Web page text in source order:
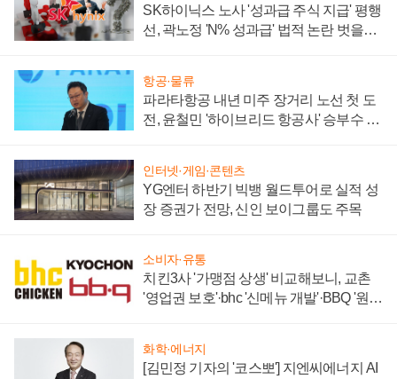
SK하이닉스 노사 '성과급 주식 지급' 평행
선, 곽노정 'N% 성과급' 법적 논란 벗을지
항공·물류
파라타항공 내년 미주 장거리 노선 첫 도
전, 윤철민 '하이브리드 항공사' 승부수 통
인터넷·게임·콘텐츠
YG엔터 하반기 빅뱅 월드투어로 실적 성
장 증권가 전망, 신인 보이그룹도 주목
소비자·유통
치킨3사 '가맹점 상생' 비교해보니, 교촌
'영업권 보호'·bhc '신메뉴 개발'·BBQ '원가
화학·에너지
[김민정 기자의 '코스뽀'] 지엔씨에너지 AI